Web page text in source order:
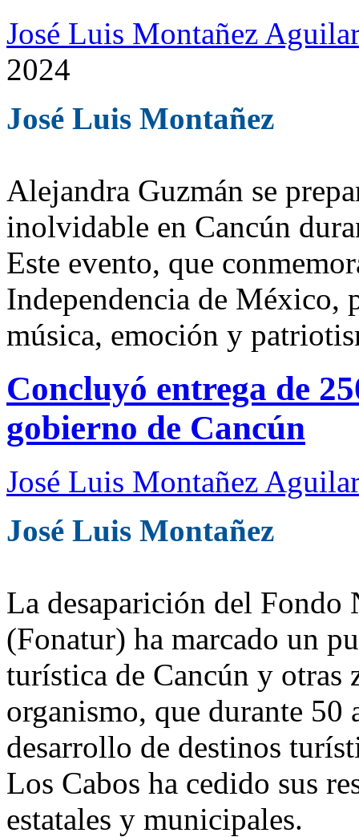
José Luis Montañez Aguilar
2024
José Luis Montañez
Alejandra Guzmán se
inolvidable en Cancún
Este evento, que
Independencia de México,
música, emoción y
Concluyó entrega de
gobierno de Cancún
José Luis Montañez Aguilar
José Luis Montañez
La desaparición del Fondo
(Fonatur) ha marcado un
turística de Cancún y otras
organismo, que durante 50
desarrollo de destinos
Los Cabos ha cedido sus
estatales y municipales.